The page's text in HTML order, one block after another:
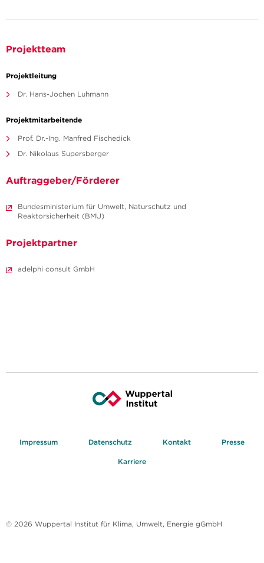
Projektteam
Projektleitung
Dr. Hans-Jochen Luhmann
Projektmitarbeitende
Prof. Dr.-Ing. Manfred Fischedick
Dr. Nikolaus Supersberger
Auftraggeber/Förderer
Bundesministerium für Umwelt, Naturschutz und
Reaktorsicherheit (BMU)
Projektpartner
adelphi consult GmbH
Impressum Datenschutz Kontakt Presse
Karriere
© 2026 Wuppertal Institut für Klima, Umwelt, Energie gGmbH